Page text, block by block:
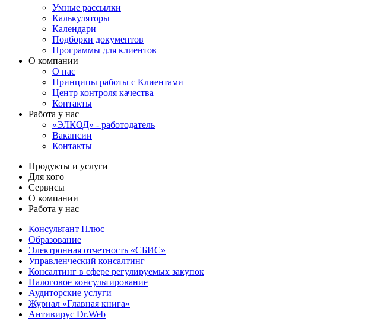
Умные рассылки
Калькуляторы
Календари
Подборки документов
Программы для клиентов
О компании
О нас
Принципы работы с Клиентами
Центр контроля качества
Контакты
Работа у нас
«ЭЛКОД» - работодатель
Вакансии
Контакты
Продукты и услуги
Для кого
Сервисы
О компании
Работа у нас
Консультант Плюс
Образование
Электронная отчетность «СБИС»
Управленческий консалтинг
Консалтинг в сфере регулируемых закупок
Налоговое консультирование
Аудиторские услуги
Журнал «Главная книга»
Антивирус Dr.Web